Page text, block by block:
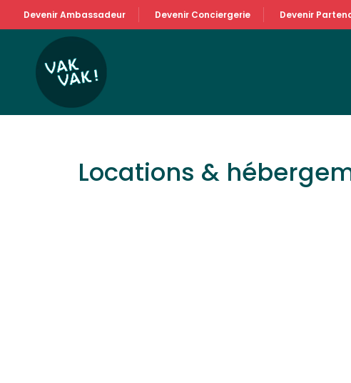
Devenir Ambassadeur Devenir Conciergerie Devenir
Locations &